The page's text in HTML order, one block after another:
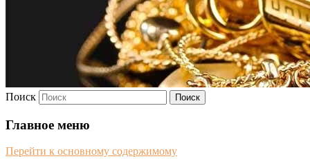
Поиск
Главное меню
Перейти к основному содержимому